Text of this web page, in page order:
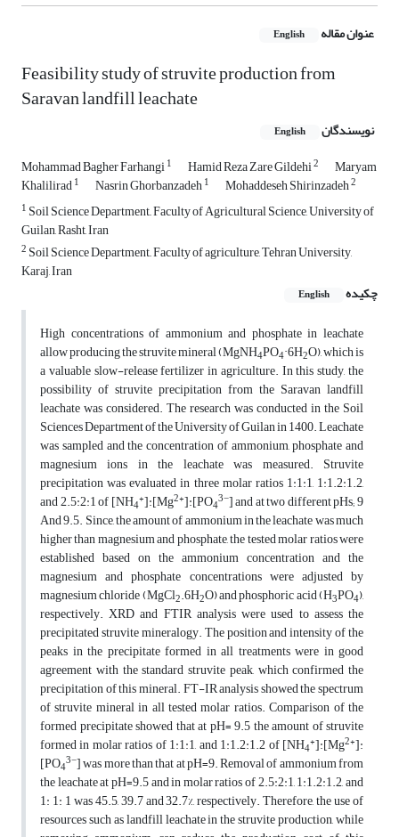
عنوان مقاله English
Feasibility study of struvite production from
Saravan landfill leachate
نویسندگان English
Mohammad Bagher Farhangi1 Hamid Reza Zare Gildehi2 Maryam
Khalilirad1 Nasrin Ghorbanzadeh1 Mohaddeseh Shirinzadeh2
1 Soil Science Department,, Faculty of Agricultural Science, University of
Guilan, Rasht, Iran
2 Soil Science Department,, Faculty of agriculture, Tehran University,
Karaj, Iran
چکیده
English
High concentrations of ammonium and phosphate in leachate
allow producing the struvite mineral (MgNH4PO4·6H2O), which is
a valuable slow-release fertilizer in agriculture. In this study, the
possibility of struvite precipitation from the Saravan landfill
leachate was considered. The research was conducted in the Soil
Sciences Department of the University of Guilan in 1400. Leachate
was sampled and the concentration of ammonium, phosphate and
magnesium ions in the leachate was measured. Struvite
precipitation was evaluated in three molar ratios 1:1:1, 1:1.2:1.2,
and 2.5:2:1 of [NH4+]:[Mg2+]:[PO43−] and at two different pHs; 9
And 9.5. Since, the amount of ammonium in the leachate was much
higher than magnesium and phosphate, the tested molar ratios were
established based on the ammonium concentration and the
magnesium and phosphate concentrations were adjusted by
magnesium chloride (MgCl2.6H2O) and phosphoric acid (H3PO4),
respectively. XRD and FTIR analysis were used to assess the
precipitated struvite mineralogy. The position and intensity of the
peaks in the precipitate formed in all treatments were in good
agreement with the standard struvite peak, which confirmed the
precipitation of this mineral. FT-IR analysis showed the spectrum
of struvite mineral in all tested molar ratios. Comparison of the
formed precipitate showed that at pH= 9.5 the amount of struvite
formed in molar ratios of 1:1:1, and 1:1.2:1.2 of [NH4+]:[Mg2+]:
[PO43−] was more than that at pH=9. Removal of ammonium from
the leachate at pH=9.5 and in molar ratios of 2.5:2:1, 1:1.2:1.2, and
1: 1: 1 was 45.5, 39.7 and 32.7%, respectively. Therefore, the use of
resources such as landfill leachate in the struvite production, while